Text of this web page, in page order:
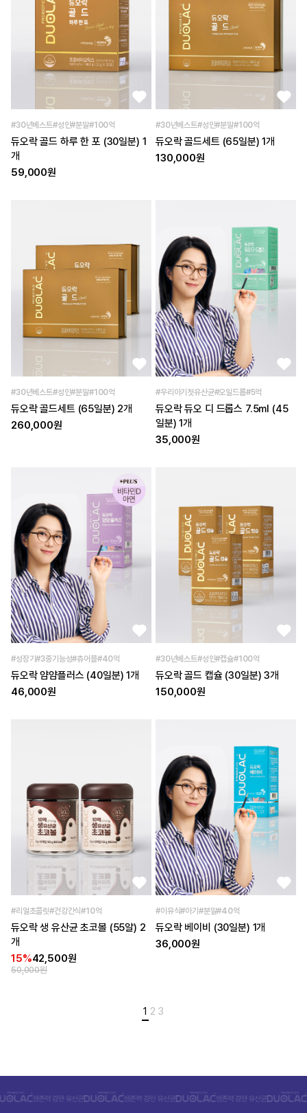
#30년베스트#성인#분말#100억
듀오락 골드 하루 한 포 (30일분) 1
개
59,000원
#30년베스트#성인#분말#100억
듀오락 골드세트 (65일분) 1개
130,000원
#30년베스트#성인#분말#100억
듀오락 골드세트 (65일분) 2개
260,000원
#우리아기첫유산균#오일드롭#5억
듀오락 듀오 디 드롭스 7.5ml (45
일분) 1개
35,000원
#성장기#3중기능성#츄어블#40억
듀오락 얌얌플러스 (40일분) 1개
46,000원
#30년베스트#성인#캡슐#100억
듀오락 골드 캡슐 (30일분) 3개
150,000원
#리얼초콜릿#건강간식#10억
듀오락 생 유산균 초코볼 (55알) 2
개
15%42,500원
50,000원
#이유식#아기#분말#40억
듀오락 베이비 (30일분) 1개
36,000원
1 2 3